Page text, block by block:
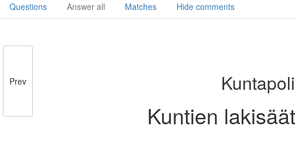
Questions Answer all Matches Hide comments
Prev
Kuntien